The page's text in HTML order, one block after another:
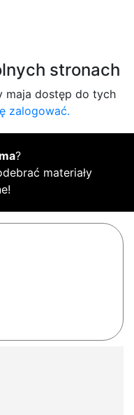
stronach
maja dostęp do tych
zalogować.
?
materiały